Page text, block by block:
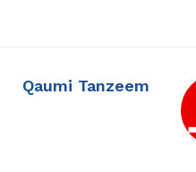
Qaumi Tanzeem